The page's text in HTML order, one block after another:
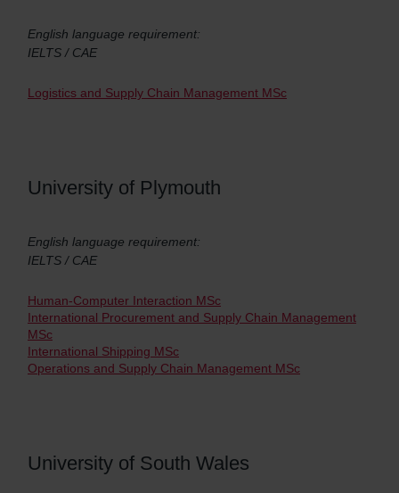
English language requirement:
IELTS / CAE
Logistics and Supply Chain Management MSc
University of Plymouth
English language requirement:
IELTS / CAE
Human-Computer Interaction MSc
International Procurement and Supply Chain Management
MSc
International Shipping MSc
Operations and Supply Chain Management MSc
University of South Wales